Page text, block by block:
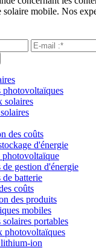
mobile. Nos
photovoltaïques
solaires
des coûts
d'énergie
photovoltaïque
de gestion d'énergie
de batterie
coûts
des produits
mobiles
solaires portables
photovoltaïques
ion